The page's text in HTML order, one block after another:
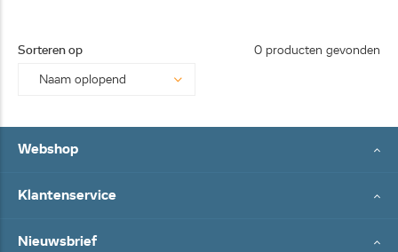
Sorteren op 0 producten gevonden
Webshop
Klantenservice
Nieuwsbrief